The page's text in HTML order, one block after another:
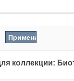
коллекции: